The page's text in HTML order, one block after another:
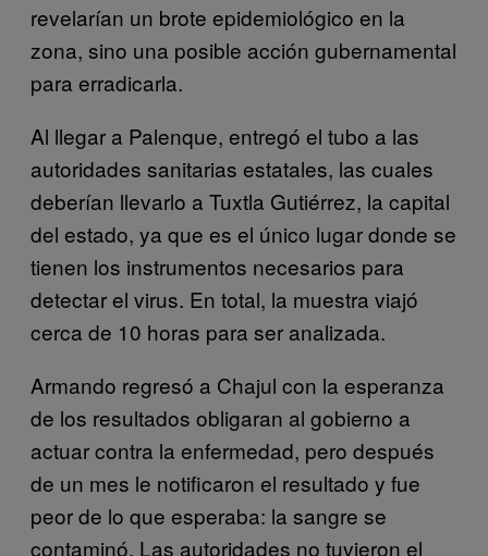
revelarían un brote epidemiológico en la
zona, sino una posible acción gubernamental
para erradicarla.
Al llegar a Palenque, entregó el tubo a las
autoridades sanitarias estatales, las cuales
deberían llevarlo a Tuxtla Gutiérrez, la capital
del estado, ya que es el único lugar donde se
tienen los instrumentos necesarios para
detectar el virus. En total, la muestra viajó
cerca de 10 horas para ser analizada.
Armando regresó a Chajul con la esperanza
de los resultados obligaran al gobierno a
actuar contra la enfermedad, pero después
de un mes le notificaron el resultado y fue
peor de lo que esperaba: la sangre se
contaminó. Las autoridades no tuvieron el